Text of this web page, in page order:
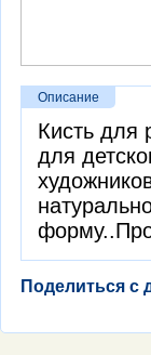
Описание
Кисть для
для
Поделиться с